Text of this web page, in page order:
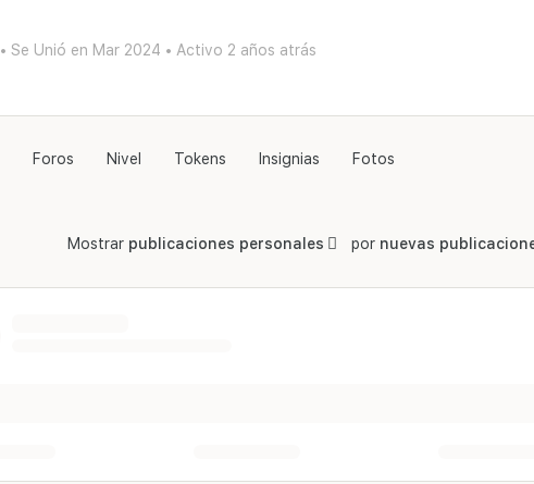
• Se Unió en Mar 2024 • Activo 2 años atrás
Foros Nivel Tokens Insignias Fotos
Mostrar publicaciones personales por nuevas